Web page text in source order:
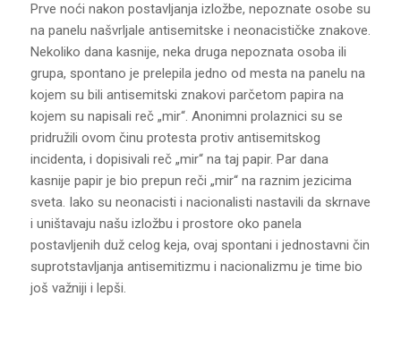
Prve noći nakon postavljanja izložbe, nepoznate osobe su
na panelu našvrljale antisemitske i neonacističke znakove.
Nekoliko dana kasnije, neka druga nepoznata osoba ili
grupa, spontano je prelepila jedno od mesta na panelu na
kojem su bili antisemitski znakovi parčetom papira na
kojem su napisali reč „mir“. Anonimni prolaznici su se
pridružili ovom činu protesta protiv antisemitskog
incidenta, i dopisivali reč „mir“ na taj papir. Par dana
kasnije papir je bio prepun reči „mir“ na raznim jezicima
sveta. Iako su neonacisti i nacionalisti nastavili da skrnave
i uništavaju našu izložbu i prostore oko panela
postavljenih duž celog keja, ovaj spontani i jednostavni čin
suprotstavljanja antisemitizmu i nacionalizmu je time bio
još važniji i lepši.